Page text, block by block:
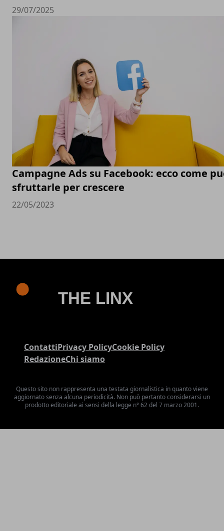
29/07/2025
Campagne Ads su Facebook: ecco come
sfruttarle per crescere
22/05/2023
ContattiPrivacy PolicyCookie Policy
RedazioneChi siamo
Questo sito non rappresenta una testata giornalistica in quanto viene
aggiornato senza alcuna periodicità. Non può pertanto considerarsi un
prodotto editoriale ai sensi della legge n° 62 del 7 marzo 2001.